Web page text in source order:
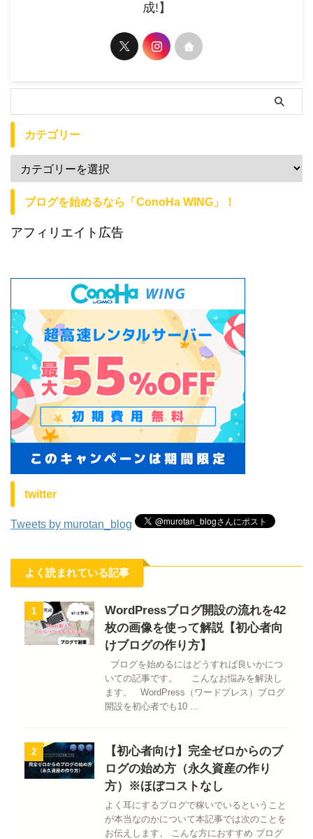
成!】
カテゴリー
ブログを始めるなら「ConoHa WING」！
アフィリエイト広告
twitter
Tweets by murotan_blog
よく読まれている記事
1
WordPressブログ開設の流れを42
枚の画像を使って解説【初心者向
けブログの作り方】
ブログを始めるにはどうすれば良いかにつ
いての記事です。 こんなお悩みを解決し
ます。 WordPress（ワードプレス）ブログ
開設を初心者でも10 ...
2
【初心者向け】完全ゼロからのブ
ログの始め方（永久資産の作り
方）※ほぼコストなし
よく耳にするブログで稼いでいるということ
が本当なのかについて本記事では次のことを
お伝えします。 こんな方におすすめ ブログ